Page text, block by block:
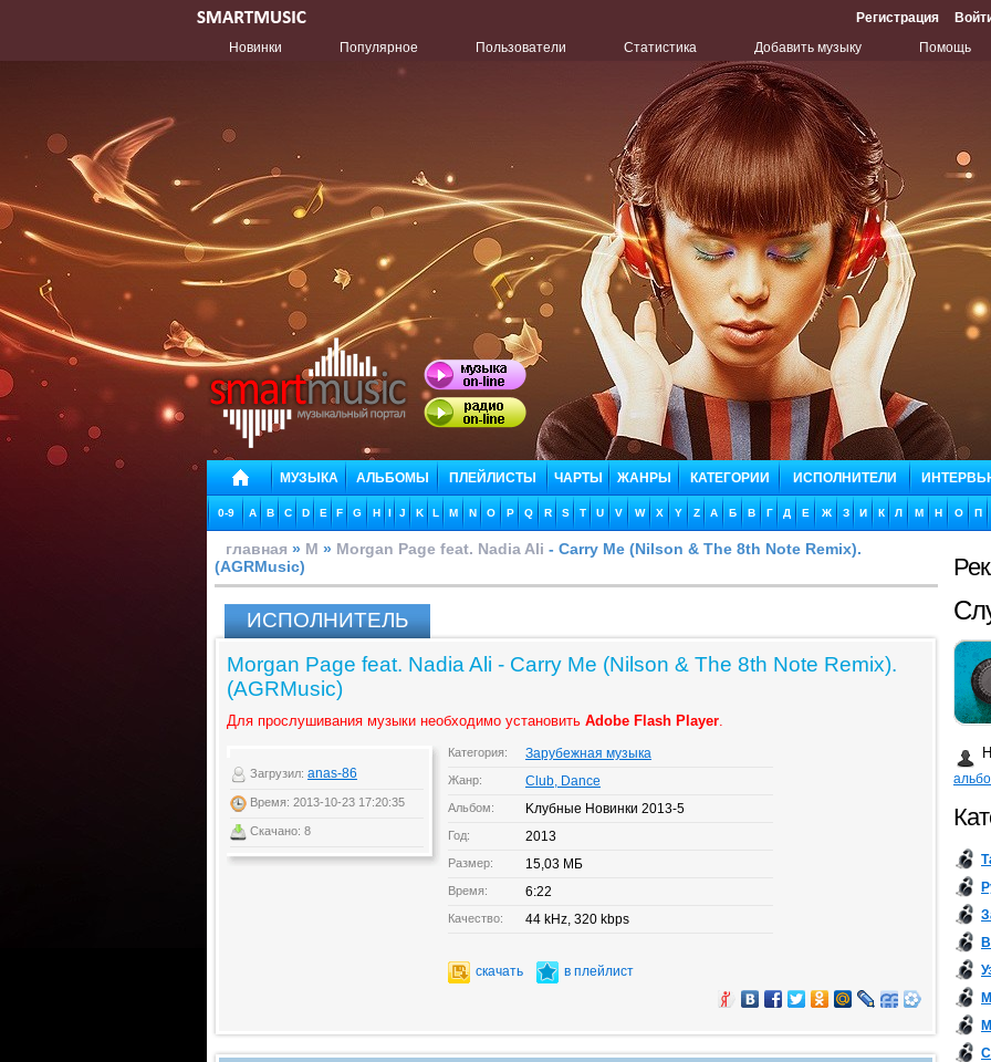
Регистрация
Новинки
Популярное Пользователи Статистика Добавить музыку Помощь
МУЗЫКА АЛЬБОМЫ ПЛЕЙЛИСТЫ ЧАРТЫ ЖАНРЫ КАТЕГОРИИ ИСПОЛНИТЕЛИ
0-9 A B C D E F G H I J K L M N O P Q R S T U V W X Y Z А Б В Г Д Е Ж З И К Л М Н О П
главная » M » Morgan Page feat. Nadia Ali - Carry Me (Nilson & The 8th Note Remix).
(AGRMusic)
ИСПОЛНИТЕЛЬ
Morgan Page feat. Nadia Ali - Carry Me (Nilson & The 8th Note Remix).
(AGRMusic)
Для прослушивания музыки необходимо установить Adobe Flash Player.
Загрузил: anas-86
Время: 2013-10-23 17:20:35
Скачано: 8
Категория: Зарубежная музыка
Жанр: Club, Dance
Альбом: Kлубные Новинки 2013-5
Год: 2013
Размер: 15,03 МБ
Время: 6:22
Качество: 44 kHz, 320 kbps
скачать в плейлист